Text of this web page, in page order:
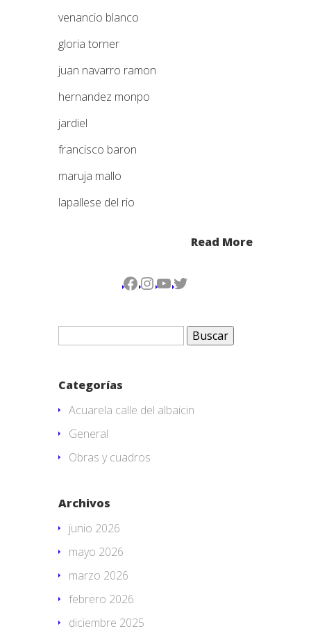
venancio blanco
gloria torner
juan navarro ramon
hernandez monpo
jardiel
francisco baron
maruja mallo
lapallese del rio
Read More
Facebook
Instagram
YouTube
Twitter
Buscar:
Categorías
Acuarela calle del albaicin
General
Obras y cuadros
Archivos
junio 2026
mayo 2026
marzo 2026
febrero 2026
diciembre 2025